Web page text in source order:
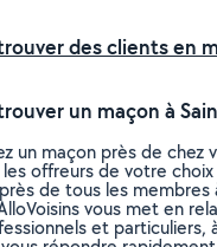
des clients en
un maçon à
un maçon près de chez
offreurs de votre
de tous les
vous met en
et particuliers,